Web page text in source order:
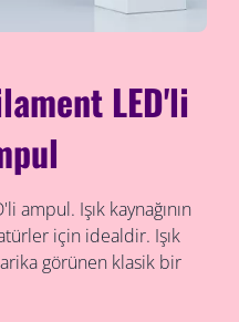
LED'li
ampul. Işık kaynağının
için idealdir. Işık
görünen klasik bir